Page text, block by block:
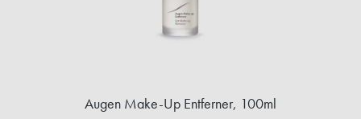
Augen Make-Up Entferner, 100ml